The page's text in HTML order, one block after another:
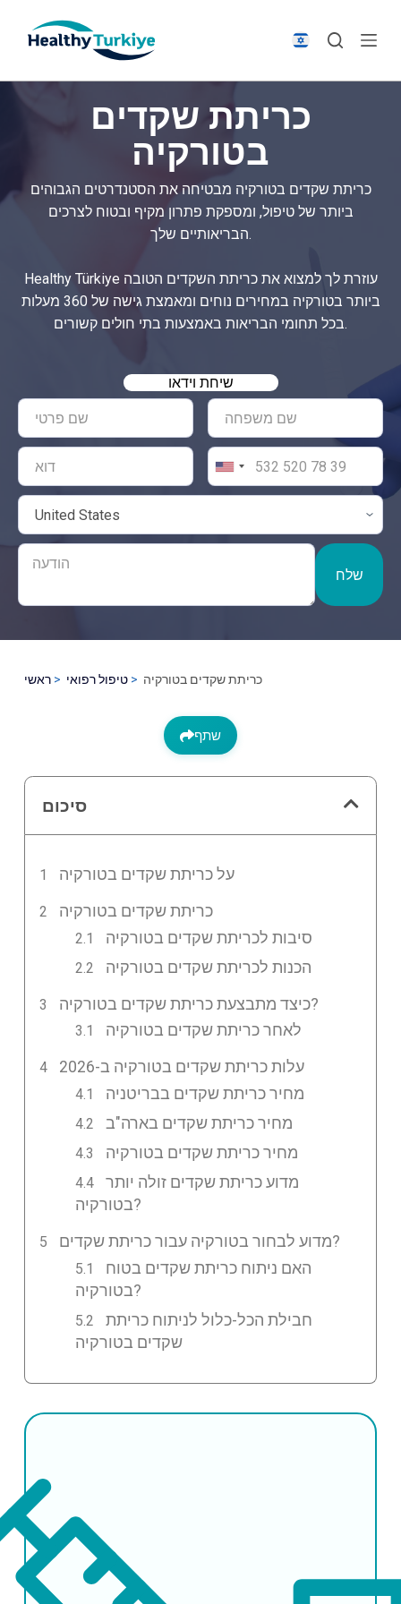
p
כריתת שקדים
בטורקיה
כריתת שקדים בטורקיה מבטיחה את הסטנדרטים הגבוהים
ביותר של טיפול, ומספקת פתרון מקיף ובטוח לצרכים
הבריאותיים שלך.
Healthy Türkiye עוזרת לך למצוא את כריתת השקדים הטובה
ביותר בטורקיה במחירים נוחים ומאמצת גישה של 360 מעלות
בכל תחומי הבריאות באמצעות בתי חולים קשורים.
שיחת וידאו
שלח
ראשי טיפול רפואי כריתת שקדים בטורקיה
שתף
סיכום
על כריתת שקדים בטורקיה
כריתת שקדים בטורקיה
סיבות לכריתת שקדים בטורקיה
הכנות לכריתת שקדים בטורקיה
כיצד מתבצעת כריתת שקדים בטורקיה?
לאחר כריתת שקדים בטורקיה
עלות כריתת שקדים בטורקיה ב-2026
מחיר כריתת שקדים בבריטניה
מחיר כריתת שקדים בארה"ב
מחיר כריתת שקדים בטורקיה
מדוע כריתת שקדים זולה יותר
בטורקיה?
מדוע לבחור בטורקיה עבור כריתת שקדים?
האם ניתוח כריתת שקדים בטוח
בטורקיה?
חבילת הכל-כלול לניתוח כריתת
שקדים בטורקיה